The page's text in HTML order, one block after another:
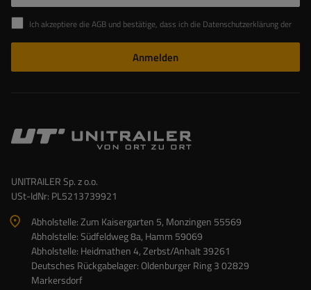
Ich akzeptiere die AGB und bestätige, dass ich die Datenschutzerklärung der Website zur Kenntnis genommen habe
Anmelden
UNITRAILER Sp. z o.o.
USt-IdNr: PL5213739921
Abholstelle: Zum Kaisergarten 5, Monzingen 55569
Abholstelle: Südfeldweg 8a, Hamm 59069
Abholstelle: Heidmathen 4, Zerbst/Anhalt 39261
Deutsches Rückgabelager: Oldenburger Ring 3 02829
Markersdorf